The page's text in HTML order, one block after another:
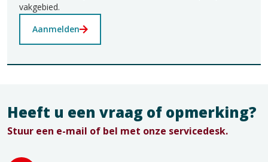
vakgebied.
Aanmelden
Heeft u een vraag of opmerking?
Stuur een e-mail of bel met onze servicedesk.